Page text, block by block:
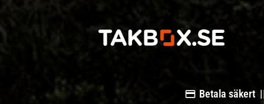
Betala säkert ||